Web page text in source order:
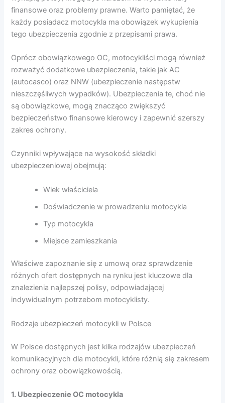
finansowe oraz problemy prawne. Warto pamiętać, że
każdy posiadacz motocykla ma obowiązek wykupienia
tego ubezpieczenia zgodnie z przepisami prawa.
Oprócz obowiązkowego OC, motocykliści mogą również
rozważyć dodatkowe ubezpieczenia, takie jak AC
(autocasco) oraz NNW (ubezpieczenie następstw
nieszczęśliwych wypadków). Ubezpieczenia te, choć nie
są obowiązkowe, mogą znacząco zwiększyć
bezpieczeństwo finansowe kierowcy i zapewnić szerszy
zakres ochrony.
Czynniki wpływające na wysokość składki
ubezpieczeniowej obejmują:
Wiek właściciela
Doświadczenie w prowadzeniu motocykla
Typ motocykla
Miejsce zamieszkania
Właściwe zapoznanie się z umową oraz sprawdzenie
różnych ofert dostępnych na rynku jest kluczowe dla
znalezienia najlepszej polisy, odpowiadającej
indywidualnym potrzebom motocyklisty.
Rodzaje ubezpieczeń motocykli w Polsce
W Polsce dostępnych jest kilka rodzajów ubezpieczeń
komunikacyjnych dla motocykli, które różnią się zakresem
ochrony oraz obowiązkowością.
1. Ubezpieczenie OC motocykla